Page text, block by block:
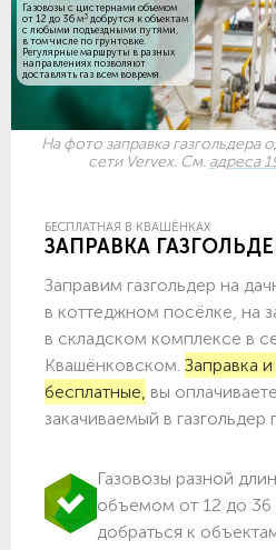
Газовозы с цистернами объемом
от 12 до 36 м3 добрутся к объектам
c любыми подъездными путями,
в том числе по грунтовке.
Регулярные маршруты в разных
направлениях позволяют
доставлять газ всем вовремя.
На фото заправка газгольдера
сети Vervex. См. адреса
БЕСПЛАТНАЯ В КВАШЁНКАХ
ЗАПРАВКА
Заправим газгольдер на
в коттеджном посёлке, на
в складском комплексе в
Квашёнковском. Заправка
бесплатные, вы
закачиваемый в газгольдер
Газовозы разной
объемом от 12 до 36
добраться к